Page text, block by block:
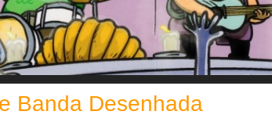
Banda Desenhada